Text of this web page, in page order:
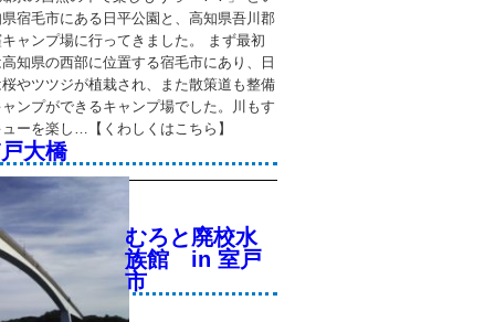
宿毛市にある日平公園と、高知県吾川郡
ャンプ場に行ってきました。 まず最初
知県の西部に位置する宿毛市にあり、日
やツツジが植栽され、また散策道も整備
ンプができるキャンプ場でした。川もす
ーを楽し…【くわしくはこちら】
大橋
むろと廃校水
族館 in 室戸
市